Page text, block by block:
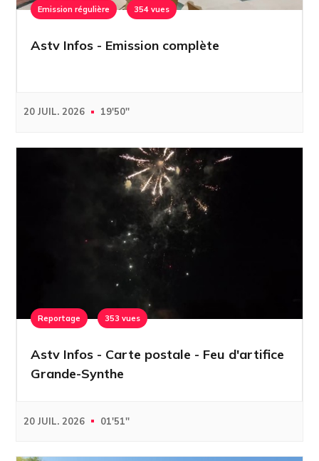
Emission régulière 354 vues
Astv Infos - Emission complète
20 JUIL. 2026 19'50''
Reportage 353 vues
Astv Infos - Carte postale - Feu d'artifice
Grande-Synthe
20 JUIL. 2026 01'51''